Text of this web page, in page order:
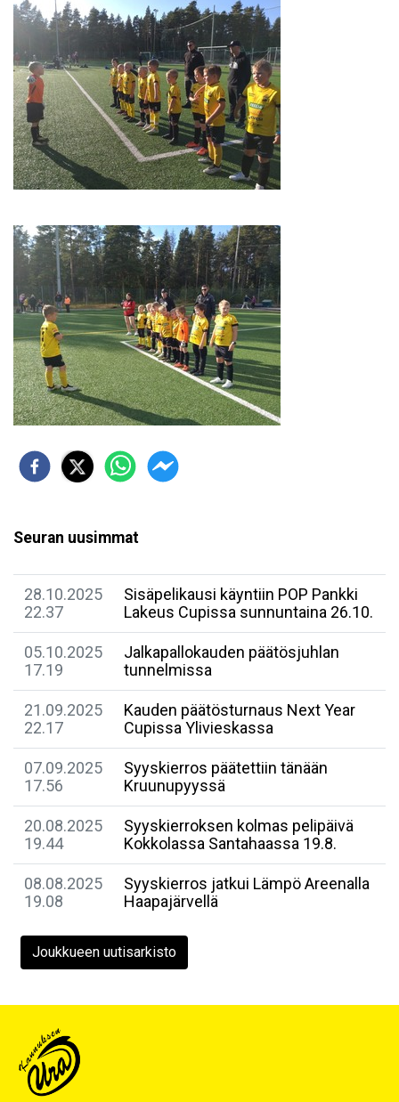
Seuran uusimmat
28.10.2025
22.37
Sisäpelikausi käyntiin POP Pankki
Lakeus Cupissa sunnuntaina 26.10.
05.10.2025
17.19
Jalkapallokauden päätösjuhlan
tunnelmissa
21.09.2025
22.17
Kauden päätösturnaus Next Year
Cupissa Ylivieskassa
07.09.2025
17.56
Syyskierros päätettiin tänään
Kruunupyyssä
20.08.2025
19.44
Syyskierroksen kolmas pelipäivä
Kokkolassa Santahaassa 19.8.
08.08.2025
19.08
Syyskierros jatkui Lämpö Areenalla
Haapajärvellä
Joukkueen uutisarkisto